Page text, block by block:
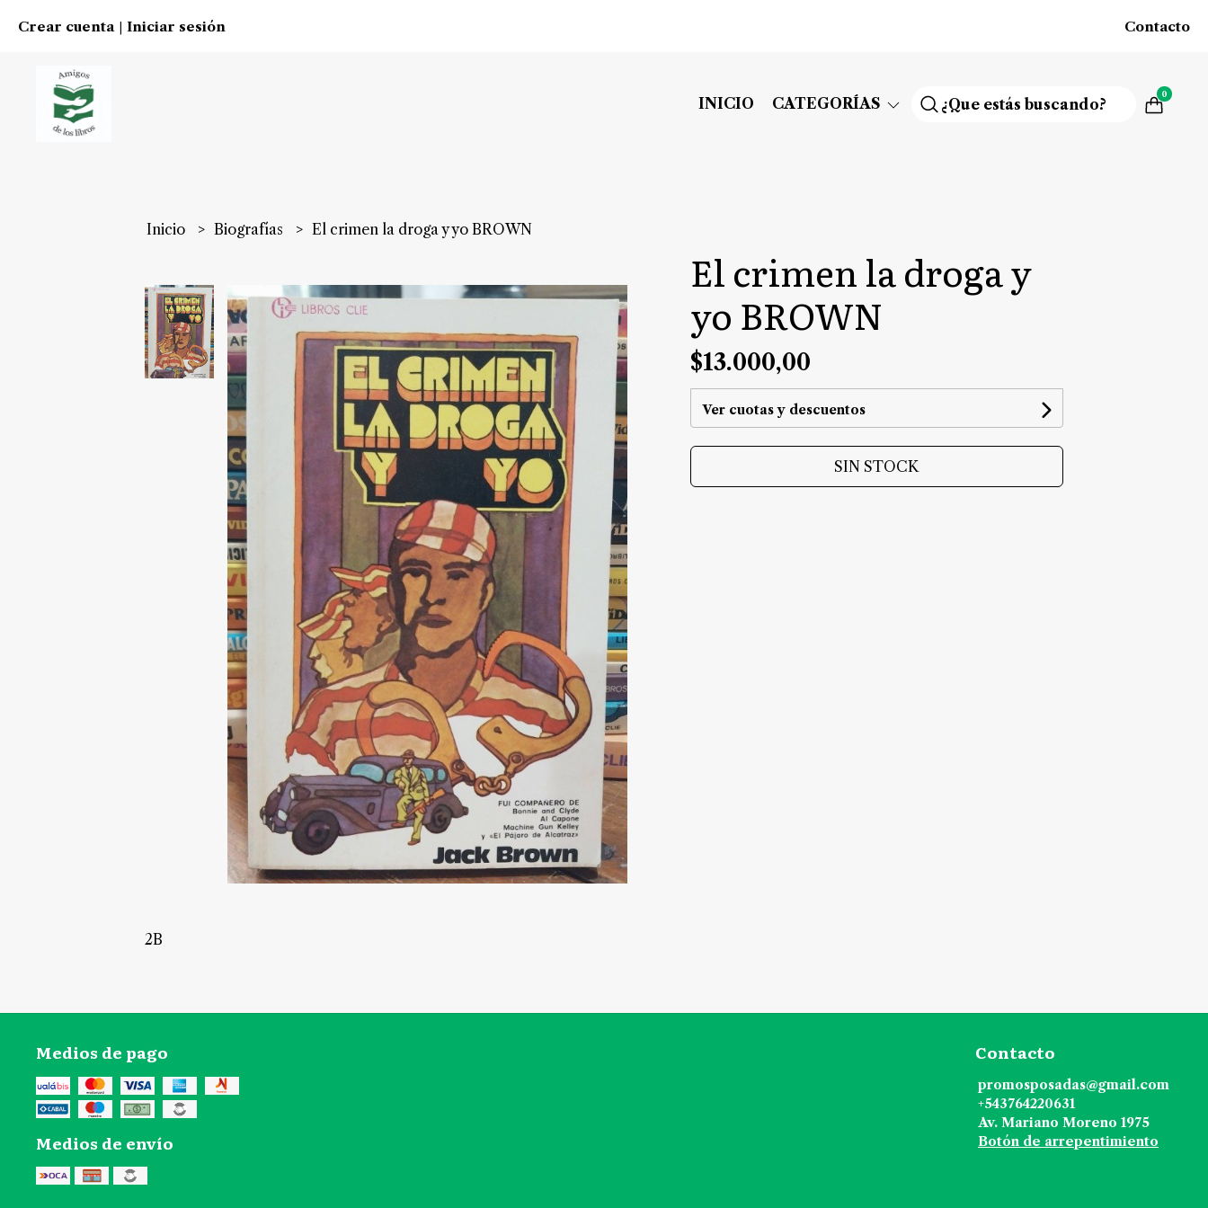
Crear cuenta Iniciar sesión Contacto
INICIO CATEGORÍAS
0
Inicio Biografías El crimen la droga y yo BROWN
2B
El crimen la droga y
yo BROWN
$13.000,00
Ver cuotas y descuentos
SIN STOCK
Medios de pago
Medios de envío
Contacto
promosposadas@gmail.com
+543764220631
Av. Mariano Moreno 1975
Botón de arrepentimiento